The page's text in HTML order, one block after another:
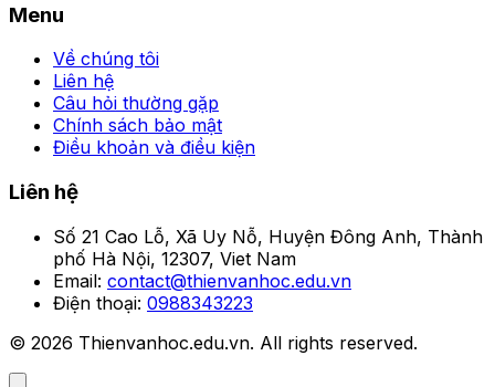
Top 99+ những bức ảnh
gái xinh cười đẹp nhất
khiến bạn say đắm
•
Menu
Về chúng tôi
Liên hệ
Câu hỏi thường gặp
Chính sách bảo mật
Điều khoản và điều kiện
Liên hệ
Số 21 Cao Lỗ, Xã Uy Nỗ, Huyện Đông Anh, Thành
phố Hà Nội, 12307, Viet Nam
Email: contact@thienvanhoc.edu.vn
Điện thoại: 0988343223
© 2026 Thienvanhoc.edu.vn. All rights reserved.